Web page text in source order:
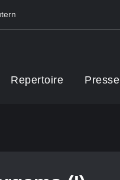
Repertoire Presse